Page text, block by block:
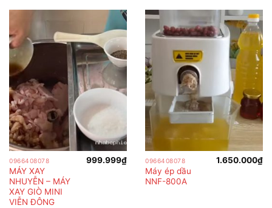
0966408078
MÁY XAY
NHUYỄN – MÁY
XAY GIÒ MINI
VIỄN ĐÔNG
999.999₫ 0966408078
Máy ép dầu
NNF-800A
1.650.000₫